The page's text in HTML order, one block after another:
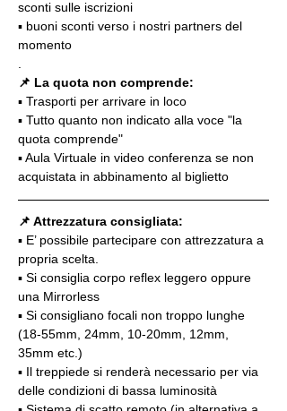
sconti sulle iscrizioni
▪️ buoni sconti verso i nostri partners del
momento
📌 La quota non comprende:
▪️ Trasporti per arrivare in loco
▪️ Tutto quanto non indicato alla voce "la
quota comprende"
▪️ Aula Virtuale in video conferenza se non
acquistata in abbinamento al biglietto
📌 Attrezzatura consigliata:
▪️ E’ possibile partecipare con attrezzatura a
propria scelta.
▪️ Si consiglia corpo reflex leggero oppure
una Mirrorless
▪️ Si consigliano focali non troppo lunghe
(18-55mm, 24mm, 10-20mm, 12mm,
35mm etc.)
▪️ Il treppiede si renderà necessario per via
delle condizioni di bassa luminosità